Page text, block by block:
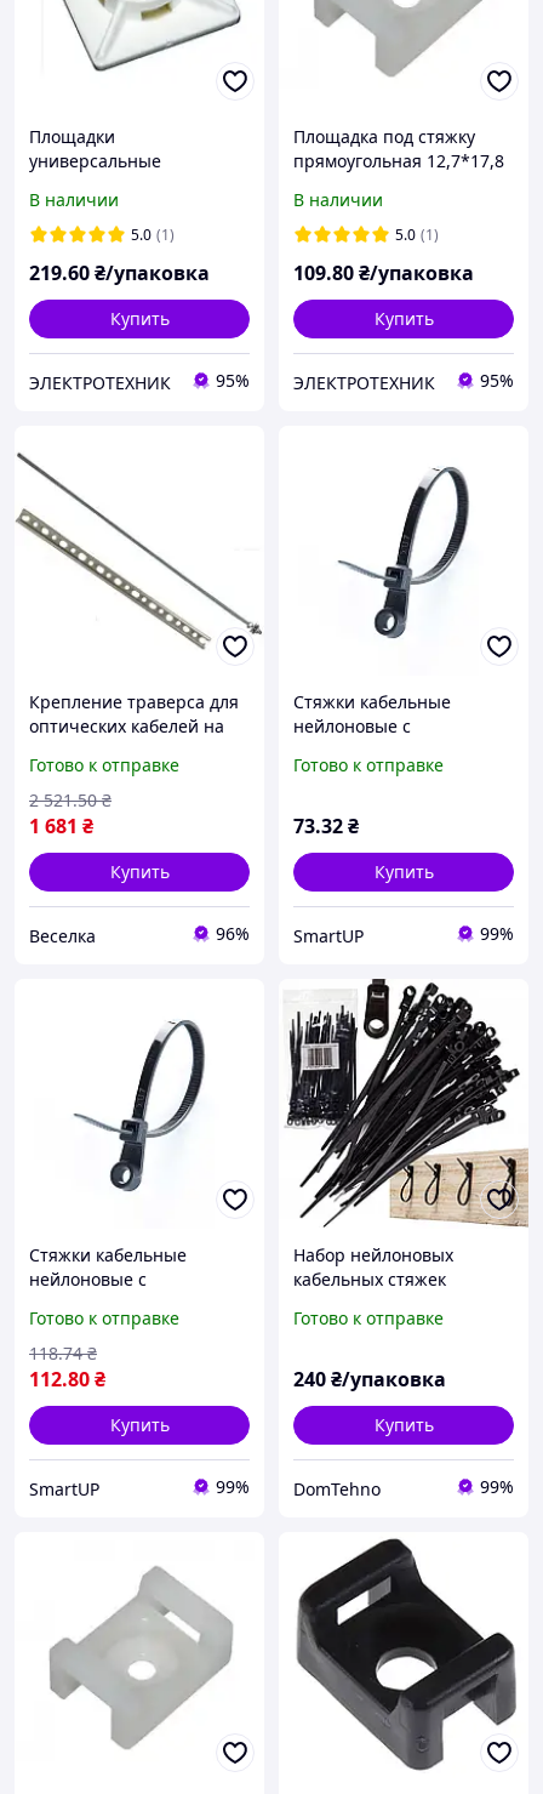
Площадки
универсальные
крепления стяжек 28 * 28
с отверстием (100шт)
В наличии
5.0 (1)
219.60₴/упаковка
Купить
ЭЛЕКТРОТЕХНИК 95%
Площадка под стяжку
прямоугольная 12,7*17,8
d4,31(100шт)
В наличии
5.0 (1)
109.80₴/упаковка
Купить
ЭЛЕКТРОТЕХНИК 95%
Крепление траверса для
оптических кабелей на
оцинкованное прочное с
монтажными
отверстиями FLAME
Готово к отправке
1 681 ₴
2 521.50 ₴
Купить
Веселка 96%
Стяжки кабельные
нейлоновые с
черные (пач 100 шт.)
APRO
Готово к отправке
73.32₴
Купить
SmartUP 99%
Стяжки кабельные
нейлоновые с
черные (пач 100 шт.)
(хомуты пластиковые)
APRO
Готово к отправке
112.80₴
118.74 ₴
Купить
SmartUP 99%
Набор нейлоновых
кабельных стяжек
стяжки с отверстием для
самоблокируются M66584
Готово к отправке
240₴/упаковка
Купить
DomTehno 99%